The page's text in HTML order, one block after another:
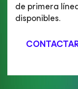
de primera
disponibles.